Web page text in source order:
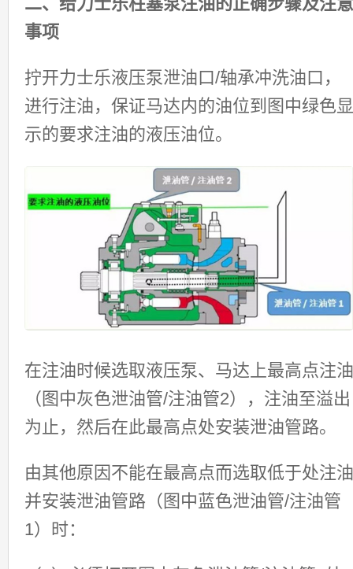
事项
拧开力士乐液压泵泄油口/轴承冲洗油口，
进行注油，保证马达内的油位到图中绿色显
示的要求注油的液压油位。
在注油时候选取液压泵、马达上最高点注油
（图中灰色泄油管/注油管2），注油至溢出
为止，然后在此最高点处安装泄油管路。
由其他原因不能在最高点而选取低于处注油
并安装泄油管路（图中蓝色泄油管/注油管
1）时：